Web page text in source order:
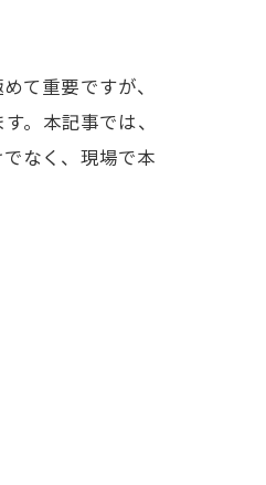
て重要ですが、
。本記事では、
なく、現場で本